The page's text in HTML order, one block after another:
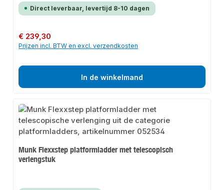
Direct leverbaar, levertijd 8-10 dagen
Normale prijs:
€ 239,30
Prijzen incl. BTW en excl. verzendkosten
In de winkelmand
Munk Flexxstep platformladder met telescopisch
verlengstuk